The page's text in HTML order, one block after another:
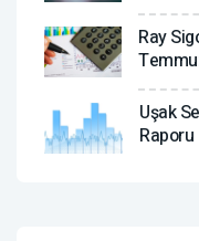
Ray
Uşak
Raporu